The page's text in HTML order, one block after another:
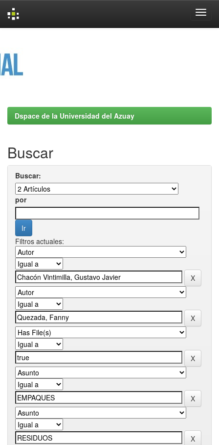
Dspace de la Universidad del Azuay
Buscar
Buscar:
por
Filtros actuales: